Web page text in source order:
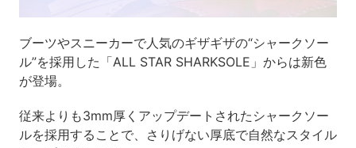
ブーツやスニーカーで人気のギザギザの“シャークソー
ル”を採用した「ALL STAR SHARKSOLE」からは新色
が登場。
従来よりも3mm厚くアップデートされたシャークソー
ルを採用することで、さりげない厚底で自然なスタイル